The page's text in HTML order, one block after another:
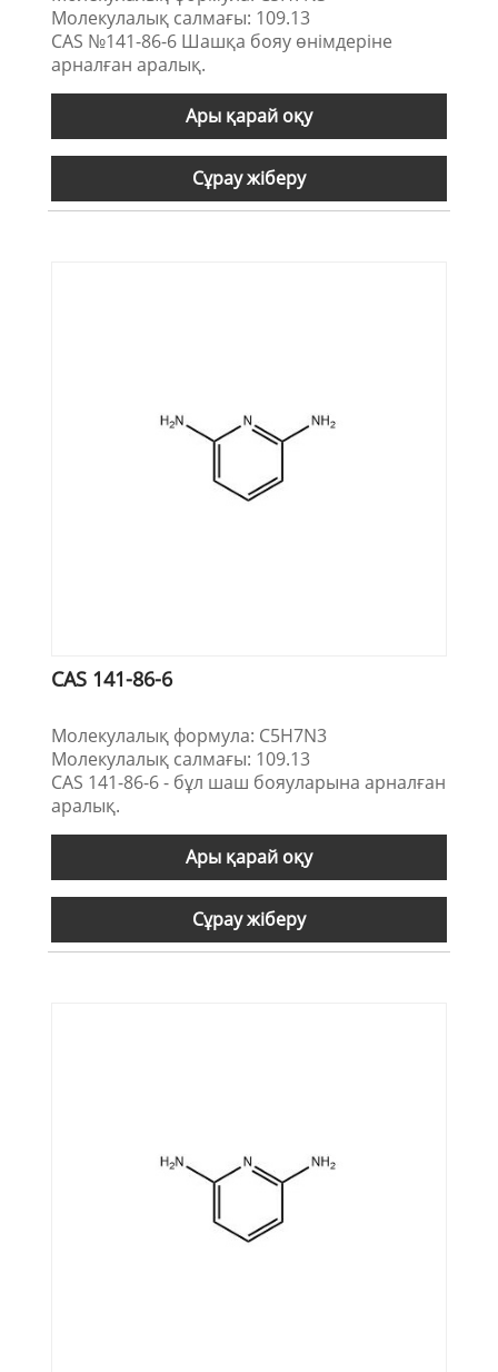
Молекулалық салмағы: 109.13
CAS №141-86-6 Шашқа бояу өнімдеріне
арналған аралық.
Ары қарай оқу
Сұрау жіберу
CAS 141-86-6
Молекулалық формула: C5H7N3
Молекулалық салмағы: 109.13
CAS 141-86-6 - бұл шаш бояуларына арналған
аралық.
Ары қарай оқу
Сұрау жіберу